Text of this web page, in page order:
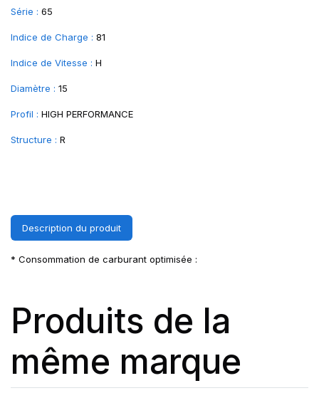
Série : 65
Indice de Charge : 81
Indice de Vitesse : H
Diamètre : 15
Profil : HIGH PERFORMANCE
Structure : R
Description du produit
* Consommation de carburant optimisée :
Produits de la
même marque